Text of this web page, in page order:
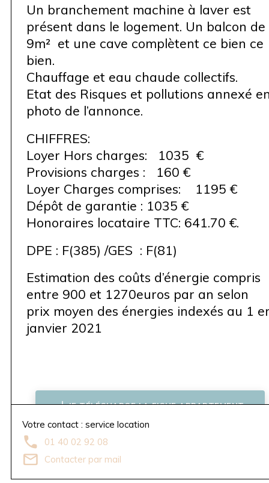
Un branchement machine à laver est
présent dans le logement. Un balcon de
9m² et une cave complètent ce bien ce
bien.
Chauffage et eau chaude collectifs.
Etat des Risques et pollutions annexé
photo de l’annonce.
CHIFFRES:
Loyer Hors charges: 1035 €
Provisions charges : 160 €
Loyer Charges comprises: 1195 €
Dépôt de garantie : 1035 €
Honoraires locataire TTC: 641.70 €.
DPE : F(385) /GES : F(81)
Estimation des coûts d’énergie compris
entre 900 et 1270euros par an selon
prix moyen des énergies indexés au 1
janvier 2021
JE TÉLÉCHARGE LA FICHE APPARTEMENT
Votre contact : service location
01 40 02 92 08
Contacter par mail